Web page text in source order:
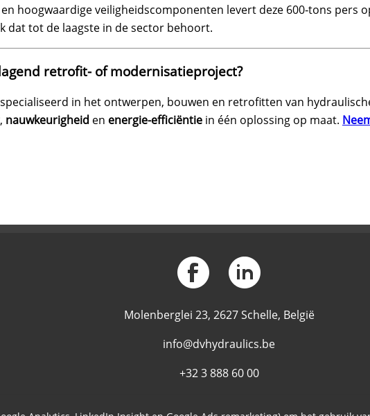
hoogwaardige veiligheidscomponenten levert deze 600‑tons
dat tot de laagste in de sector behoort.
retrofit- of modernisatieproject?
in het ontwerpen, bouwen en retrofitten van
, nauwkeurigheid en energie-efficiëntie in één oplossing op maat.
Molenberglei 23, 2627 Schelle, België
info@dvhydraulics.be
+32 3 888 60 00